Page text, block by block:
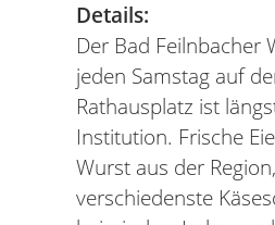
Details:
Der Bad Feilnbacher
jeden Samstag auf
Rathausplatz ist
Institution. Frische
Wurst aus der Region,
verschiedenste